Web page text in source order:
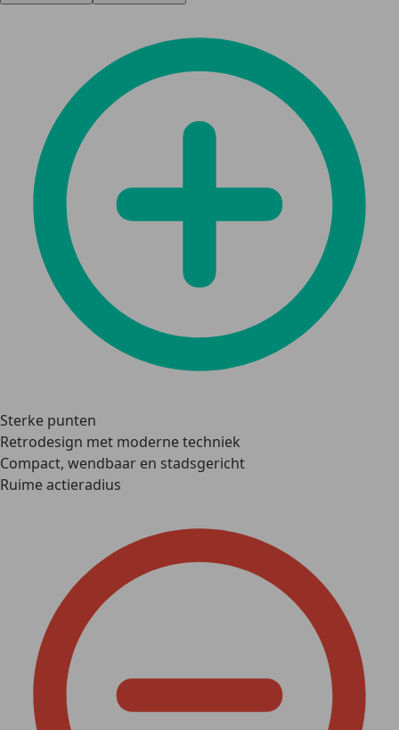
Sterke punten
Retrodesign met moderne techniek
Compact, wendbaar en stadsgericht
Ruime actieradius